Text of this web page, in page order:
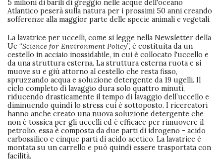
5 milioni di barili di greggio nelle acque dell'oceano
Atlantico peserà sulla natura per i prossimi 50 anni creando
sofferenze alla maggior parte delle specie animali e vegetali.
La lavatrice per uccelli, come si legge nella Newsletter della
Ue “Science for Environment Policy”, è costituita da un
cestello in acciaio inossidabile, in cui è collocato l'uccello e
da una struttura esterna. La struttura esterna ruota e si
muove su e giù attorno al cestello che resta fisso,
spruzzando acqua e soluzione detergente da 19 ugelli. Il
ciclo completo di lavaggio dura solo quattro minuti,
riducendo drasticamente il tempo di lavaggio dell’uccello e
diminuendo quindi lo stress cui è sottoposto. I ricercatori
hanno anche creato una nuova soluzione detergente che
non è tossica per gli uccelli ed è efficace per rimuovere il
petrolio, essa è composta da due parti di idrogeno - acido
carbossilico e cinque parti di acido acetico. La lavatrice è
montata su un carrello e può quindi essere trasportata con
facilità.